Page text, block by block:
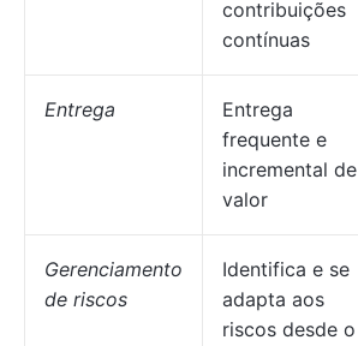
contribuições
contínuas
Entrega
Entrega
frequente e
incremental de
valor
Gerenciamento
de riscos
Identifica e se
adapta aos
riscos desde o